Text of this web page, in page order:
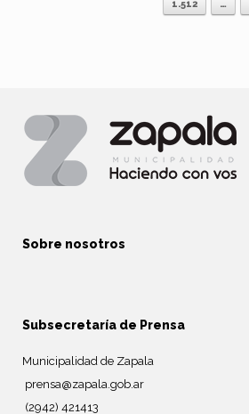
1.512 …
Sobre nosotros
Subsecretaría de Prensa
Municipalidad de Zapala
prensa@zapala.gob.ar
(2942) 421413